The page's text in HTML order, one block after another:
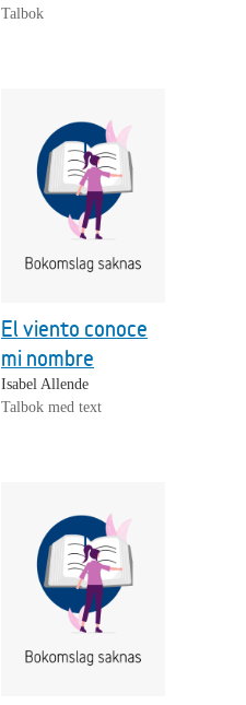
Talbok
El viento conoce
mi nombre
Isabel Allende
Talbok med text